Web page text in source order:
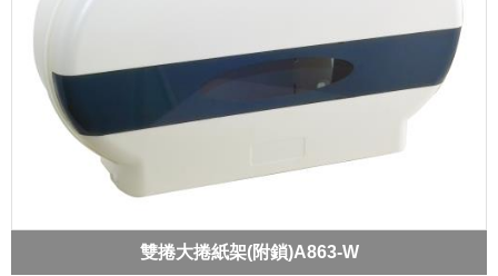
雙捲大捲紙架(附鎖)A863-W